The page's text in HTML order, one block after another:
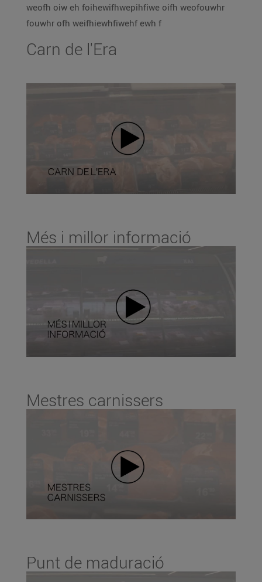
weofh oiw eh foihewifhwepihfiwe oifh weofouwhr
fouwhr ofh weifhiewhfiwehf ewh f
Carn de l'Era
Més i millor informació
Mestres carnissers
Punt de maduració